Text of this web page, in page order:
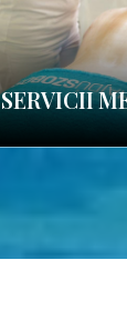
SERVICII